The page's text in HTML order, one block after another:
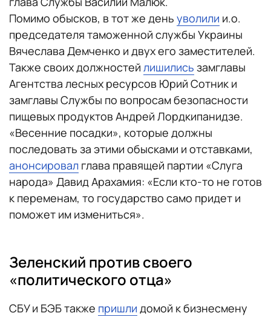
Помимо обысков, в тот же день уволили и.о.
председателя таможенной службы Украины
Вячеслава Демченко и двух его заместителей.
Также своих должностей лишились замглавы
Агентства лесных ресурсов Юрий Сотник и
замглавы Службы по вопросам безопасности
пищевых продуктов Андрей Лордкипанидзе.
«Весенние посадки», которые должны
последовать за этими обысками и отставками,
анонсировал глава правящей партии «Слуга
народа» Давид Арахамия: «Если кто-то не готов
к переменам, то государство само придет и
поможет им измениться».
Зеленский против своего
«политического отца»
СБУ и БЭБ также пришли домой к бизнесмену